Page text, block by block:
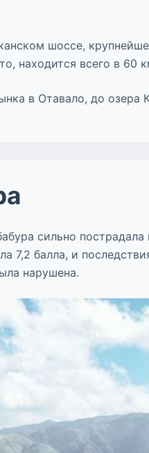
шоссе,
находится всего в 60
в Отавало, до озера
сильно
7,2 балла, и
нарушена.